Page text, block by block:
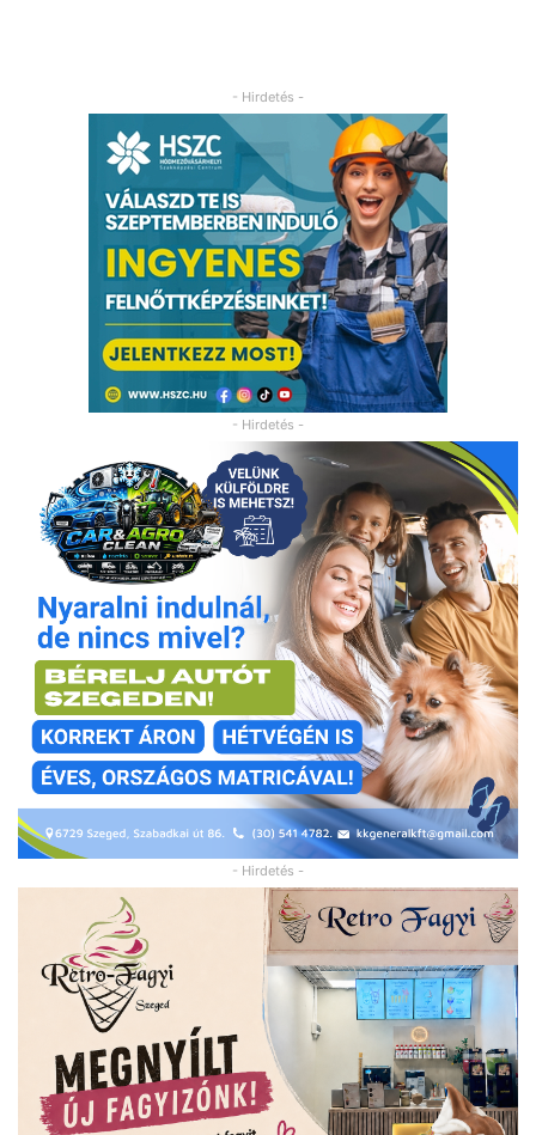
- Hirdetés -
- Hirdetés -
- Hirdetés -